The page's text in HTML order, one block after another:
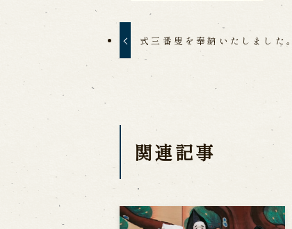
式三番叟を奉納いたしました。
関連記事